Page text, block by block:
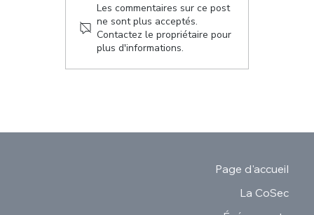
Les commentaires sur ce post
ne sont plus acceptés.
Contactez le propriétaire pour
plus d'informations.
Page d'accueil
La CoSec